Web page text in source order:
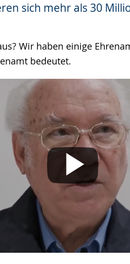
sich mehr als 30
Wir haben einige
bedeutet.
akzeptieren Sie die
ausblenden und